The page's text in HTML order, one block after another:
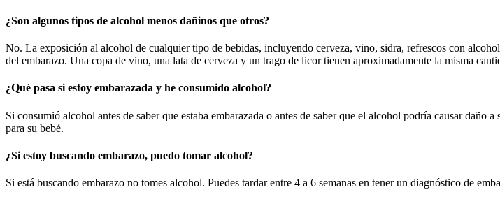
¿Son algunos tipos de alcohol menos dañinos que otros?
No. La exposición al alcohol de cualquier tipo de bebidas, incluyendo cerveza, vino, sidra, refrescos con
del embarazo. Una copa de vino, una lata de cerveza y un trago de licor tienen aproximadamente la misma
¿Qué pasa si estoy embarazada y he consumido alcohol?
Si consumió alcohol antes de saber que estaba embarazada o antes de saber que el alcohol podría causar
para su bebé.
¿Si estoy buscando embarazo, puedo tomar alcohol?
Si está buscando embarazo no tomes alcohol. Puedes tardar entre 4 a 6 semanas en tener un diagnóstico de